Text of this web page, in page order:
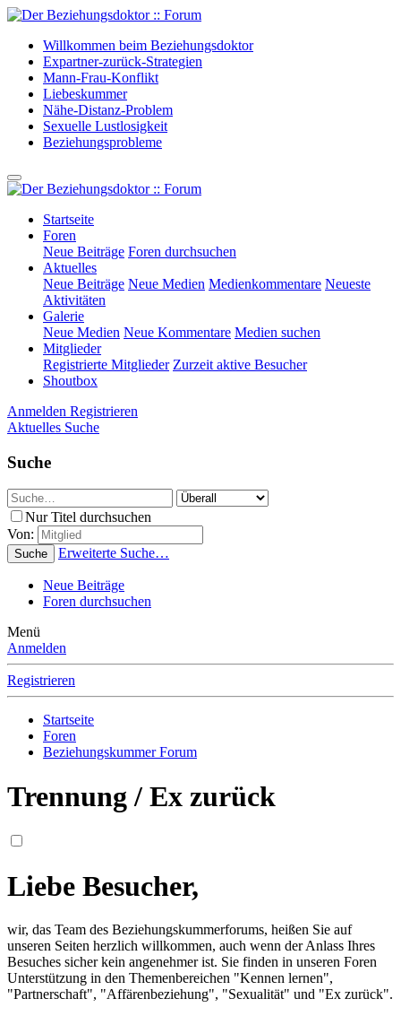
Willkommen beim Beziehungsdoktor
Expartner-zurück-Strategien
Mann-Frau-Konflikt
Liebeskummer
Nähe-Distanz-Problem
Sexuelle Lustlosigkeit
Beziehungsprobleme
Startseite
Foren
Neue Beiträge Foren durchsuchen
Aktuelles
Neue Beiträge Neue Medien Medienkommentare Neueste
Aktivitäten
Galerie
Neue Medien Neue Kommentare Medien suchen
Mitglieder
Registrierte Mitglieder Zurzeit aktive Besucher
Shoutbox
Anmelden Registrieren
Aktuelles Suche
Suche
Nur Titel durchsuchen
Von:
Suche Erweiterte Suche…
Neue Beiträge
Foren durchsuchen
Menü
Anmelden
Registrieren
Startseite
Foren
Beziehungskummer Forum
Trennung / Ex zurück
Liebe Besucher,
wir, das Team des Beziehungskummerforums, heißen Sie auf
unseren Seiten herzlich willkommen, auch wenn der Anlass Ihres
Besuches sicher kein angenehmer ist. Sie finden in unseren Foren
Unterstützung in den Themenbereichen "Kennen lernen",
"Partnerschaft", "Affärenbeziehung", "Sexualität" und "Ex zurück".